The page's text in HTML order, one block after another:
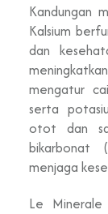
Kandungan
Kalsium
dan
mengatur
serta
otot dan
bikarbonat
menjaga
Le